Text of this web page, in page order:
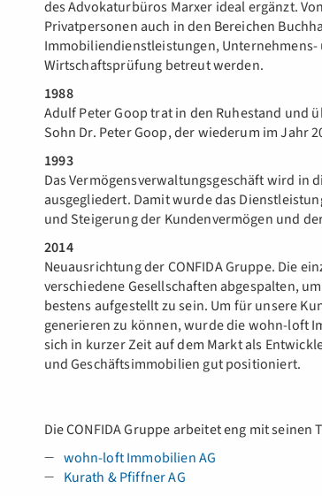
des Advokaturbüros Marxer ideal ergänzt.
Privatpersonen auch in den Bereichen
Immobiliendienstleistungen,
Wirtschaftsprüfung betreut werden.
1988
Adulf Peter Goop trat in den Ruhestand und
Sohn Dr. Peter Goop, der wiederum im Jahr
1993
Das Vermögensverwaltungsgeschäft wird in
ausgegliedert. Damit wurde das
und Steigerung der Kundenvermögen und
2014
Neuausrichtung der CONFIDA Gruppe. Die
verschiedene Gesellschaften abgespalten,
bestens aufgestellt zu sein. Um für unsere
generieren zu können, wurde die wohn-loft
sich in kurzer Zeit auf dem Markt als
und Geschäftsimmobilien gut positioniert.
Die CONFIDA Gruppe arbeitet eng mit
wohn-loft Immobilien AG
Kurath & Pfiffner AG